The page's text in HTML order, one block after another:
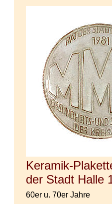
Keramik-
der Stadt Halle
60er u. 70er Jahre